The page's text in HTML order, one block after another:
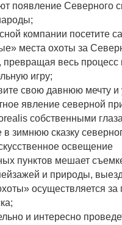
появление Северного
компании посетите
места охоты за
превращая весь процесс
игру;
свою давнюю мечту и
явление северной
собственными
в зимнюю сказку
освещение
пунктов мешает
и природы,
осуществляется за
и интересно